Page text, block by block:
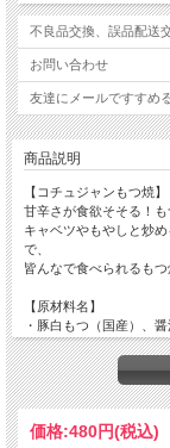
不良品交換、誤品配送
お問い合わせ
友達にメールですすめ
商品説明
【コチュジャンもつ焼】
甘辛さが食欲そそる！
キャベツやもやしと炒
で、
皆んなで食べられるもつ
【原材料名】
・豚白もつ（国産）、
油、食塩、
ごま、りんご/増粘剤（
料（アミノ酸等）、
パプリカ色素、酸味料
ま・りんごを含む）
【内容量】
価格:480円(税込)